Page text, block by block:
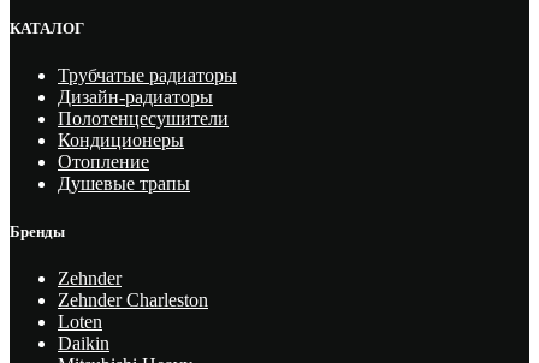
КАТАЛОГ
Трубчатые радиаторы
Дизайн-радиаторы
Полотенцесушители
Кондиционеры
Отопление
Душевые трапы
Бренды
Zehnder
Zehnder Charleston
Loten
Daikin